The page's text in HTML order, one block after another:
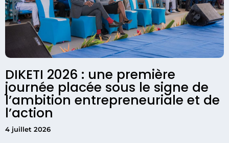
DIKETI 2026 : une première
journée placée sous le signe de
l’ambition entrepreneuriale et de
l’action
4 juillet 2026